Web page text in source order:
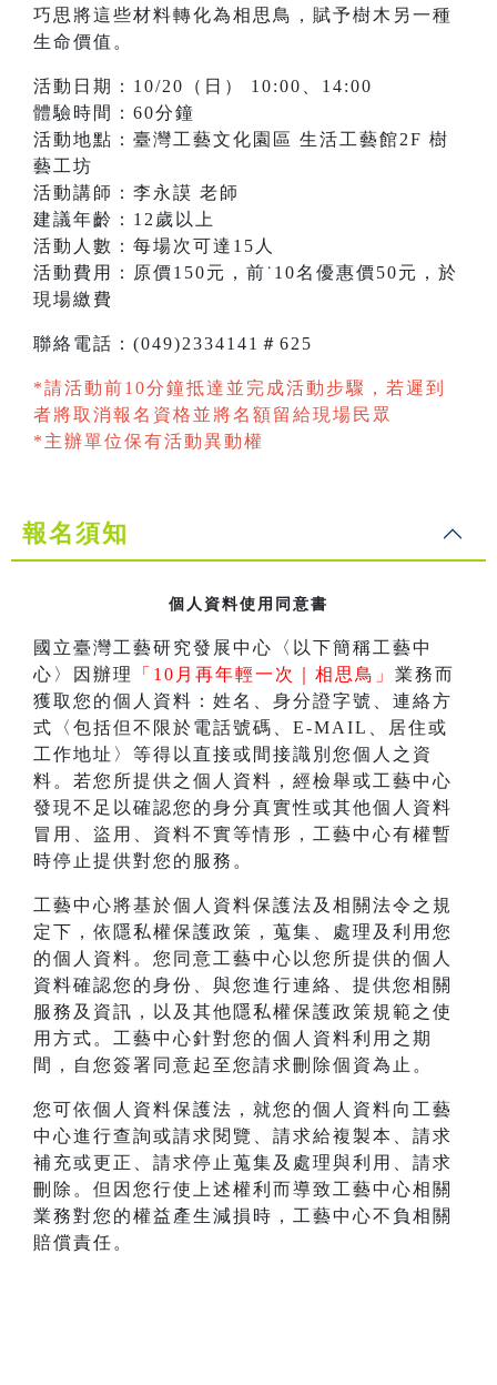
巧思將這些材料轉化為相思鳥，賦予樹木另一種
生命價值。
活動日期：10/20（日） 10:00、14:00
體驗時間：60分鐘
活動地點：臺灣工藝文化園區 生活工藝館2F 樹
藝工坊
活動講師：李永謨 老師
建議年齡：12歲以上
活動人數：每場次可達15人
活動費用：原價150元，前˙10名優惠價50元，於
現場繳費
聯絡電話：(049)2334141＃625
*請活動前10分鐘抵達並完成活動步驟，若遲到
者將取消報名資格並將名額留給現場民眾
*主辦單位保有活動異動權
報名須知
個人資料使用同意書
國立臺灣工藝研究發展中心〈以下簡稱工藝中
心〉因辦理
「10月再年輕一次｜相思鳥」 業務而
獲取您的個人資料：姓名、身分證字號、連絡方
式〈包括但不限於電話號碼、E-MAIL、居住或
工作地址〉等得以直接或間接識別您個人之資
料。若您所提供之個人資料，經檢舉或工藝中心
發現不足以確認您的身分真實性或其他個人資料
冒用、盜用、資料不實等情形，工藝中心有權暫
時停止提供對您的服務。
工藝中心將基於個人資料保護法及相關法令之規
定下，依隱私權保護政策，蒐集、處理及利用您
的個人資料。您同意工藝中心以您所提供的個人
資料確認您的身份、與您進行連絡、提供您相關
服務及資訊，以及其他隱私權保護政策規範之使
用方式。工藝中心針對您的個人資料利用之期
間，自您簽署同意起至您請求刪除個資為止。
您可依個人資料保護法，就您的個人資料向工藝
中心進行查詢或請求閱覽、請求給複製本、請求
補充或更正、請求停止蒐集及處理與利用、請求
刪除。但因您行使上述權利而導致工藝中心相關
業務對您的權益產生減損時，工藝中心不負相關
賠償責任。